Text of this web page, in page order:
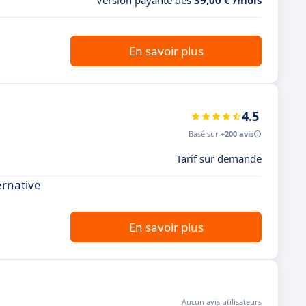
En savoir plus
4.5
Basé sur +200 avis
Tarif sur demande
En savoir plus
Aucun avis utilisateurs